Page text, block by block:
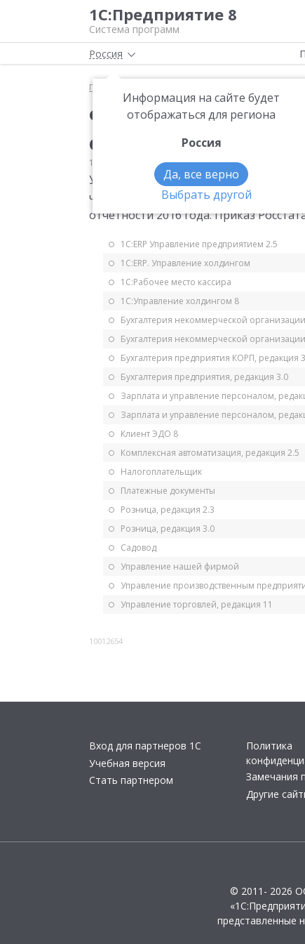
1С:Предприятие 8
Система программ
Россия
Информация на сайте будет
отображаться для региона
Россия
Да, все верно
Выбрать другой
Главная
Форма
образование для
19.11.2014 Статистика
Утверждена квартальная форма
численности и оплате труда
отчетности 2016 года. Приказ
1С:ERP Управление предприятием 2.5
1С:ERP. Управление холдингом
1С:Рабочее место кассира
1С:Управление холдингом 8
Бухгалтерия некоммерческой
Бухгалтерия некоммерческой
Бухгалтерия предприятия КОРП, редакция
Бухгалтерия предприятия, редакция 3.0
Зарплата и управление персоналом,
Зарплата и управление персоналом,
Клиент ЭДО 8
Комплексная автоматизация, редакция 2.5
Налогоплательщик
Платежные документы
Розница, редакция 2.3
Розница, редакция 3.0
Садовод
Управление нашей фирмой
Управление производственным
Управление торговлей, редакция 11
10012654
Вход для партнеров 1С
Учебная версия
Стать партнером
Политика
Замечания
Другие
© 2011- 2026
представленные